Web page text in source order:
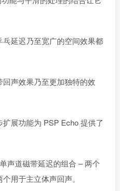
延迟乃至宽广的空间效果都
声效果乃至更加独特的效
展功能为 PSP Echo 提供了
声道磁带延迟的组合 – 两个
用于主立体声回声。